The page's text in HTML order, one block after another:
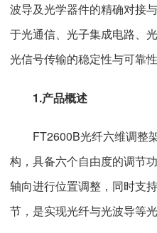
波导及光学器件的精确对接
于光通信、光子集成电路、
光信号传输的稳定性与可靠性
1.产品概述
FT2600B光纤六维调整
构，具备六个自由度的调节
轴向进行位置调整，同时支
节，是实现光纤与光波导等